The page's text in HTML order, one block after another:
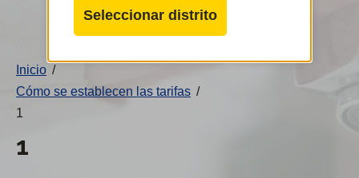
Water
Seleccionar distrito
Inicio /
Cómo se establecen las tarifas /
1
1